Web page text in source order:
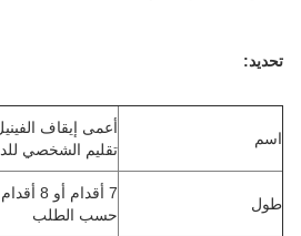
تحديد:
اسم
تقليم الشخصي
طول
حسب الطلب